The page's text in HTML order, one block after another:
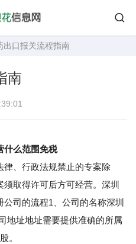
出口报关流程指南
南
什么范围免税
、行政法规禁止的专案除
取得许可后方可经营。深圳
司的流程1、公司的名称深圳
地址地址需要提供准确的所属
。